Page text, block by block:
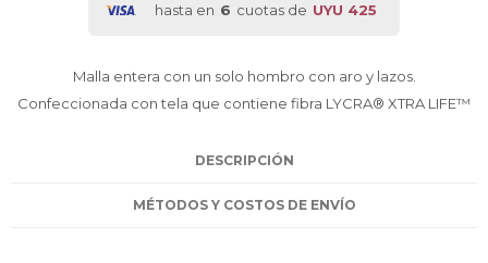
hasta en 6 cuotas de UYU 425
Malla entera con un solo hombro con aro y lazos.
Confeccionada con tela que contiene fibra LYCRA® XTRA LIFE™
DESCRIPCIÓN
MÉTODOS Y COSTOS DE ENVÍO